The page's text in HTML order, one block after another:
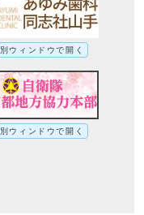
別ウィンドウで開く
別ウィンドウで開く